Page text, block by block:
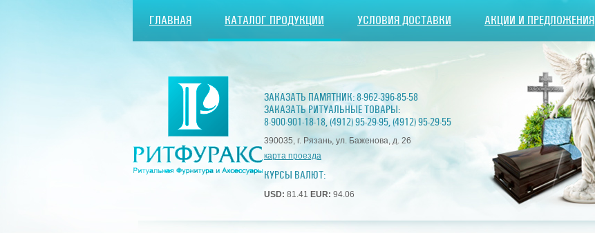
ГЛАВНАЯ КАТАЛОГ ПРОДУКЦИИ УСЛОВИЯ ДОСТАВКИ АКЦИИ И ПРЕДЛОЖЕНИЯ
ЗАКАЗАТЬ ПАМЯТНИК:8-962-396-85-58
ЗАКАЗАТЬ РИТУАЛЬНЫЕ ТОВАРЫ:
8-900-901-18-18,(4912) 95-29-95,(4912) 95-29-55
390035, г. Рязань, ул. Баженова, д. 26
карта проезда
КУРСЫ ВАЛЮТ:
USD: 81.41 EUR: 94.06